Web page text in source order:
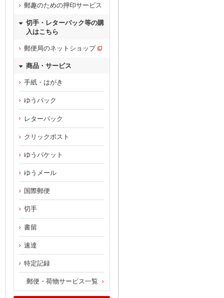
郵趣のための押印サービス
切手・レターパック等の購
入はこちら
郵便局のネットショップ
商品・サービス
手紙・はがき
ゆうパック
レターパック
クリックポスト
ゆうパケット
ゆうメール
国際郵便
切手
書留
速達
特定記録
郵便・荷物サービス一覧